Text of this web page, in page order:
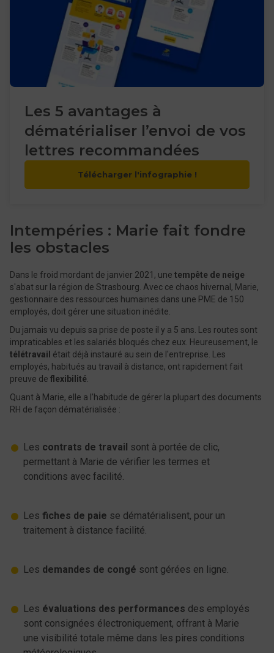
Les 5 avantages à
dématérialiser l’envoi de vos
lettres recommandées
Télécharger l'infographie !
Intempéries : Marie fait fondre
les obstacles
Dans le froid mordant de janvier 2021, une tempête de neige
s'abat sur la région de Strasbourg. Avec ce chaos hivernal, Marie,
gestionnaire des ressources humaines dans une PME de 150
employés, doit gérer une situation inédite.
Du jamais vu depuis sa prise de poste il y a 5 ans. Les routes sont
impraticables et les salariés bloqués chez eux. Heureusement, le
télétravail était déjà instauré au sein de l'entreprise. Les
employés, habitués au travail à distance, ont rapidement fait
preuve de flexibilité
Quant à Marie, elle a l’habitude de gérer la plupart des documents
RH de façon dématérialisée :
Les contrats de travail sont à portée de clic,
permettant à Marie de vérifier les termes et
conditions avec facilité.
Les fiches de paie se dématérialisent, pour un
traitement à distance facilité.
Les demandes de congé sont gérées en ligne.
Les évaluations des performances des employés
sont consignées électroniquement, offrant à Marie
une visibilité totale même dans les pires conditions